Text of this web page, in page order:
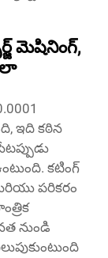
మెషినింగ్,
ఇది కఠిన
కటింగ్
పరికరం
నుండి